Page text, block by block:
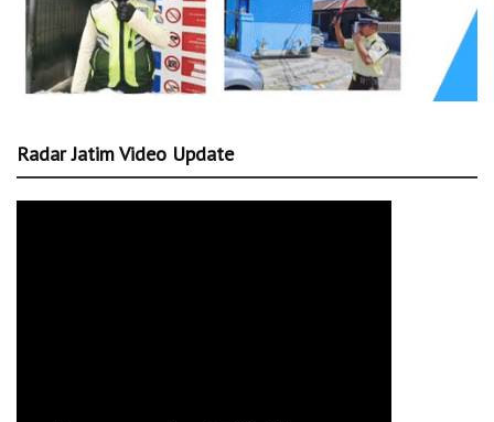
Radar Jatim Video Update